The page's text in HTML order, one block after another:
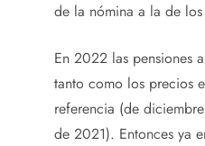
de la nómina a la de
En 2022 las pensiones
tanto como los precios
referencia (de
de 2021). Entonces ya